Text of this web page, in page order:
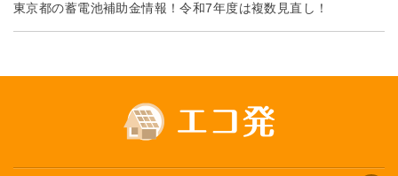
東京都の蓄電池補助金情報！令和7年度は複数見直し！